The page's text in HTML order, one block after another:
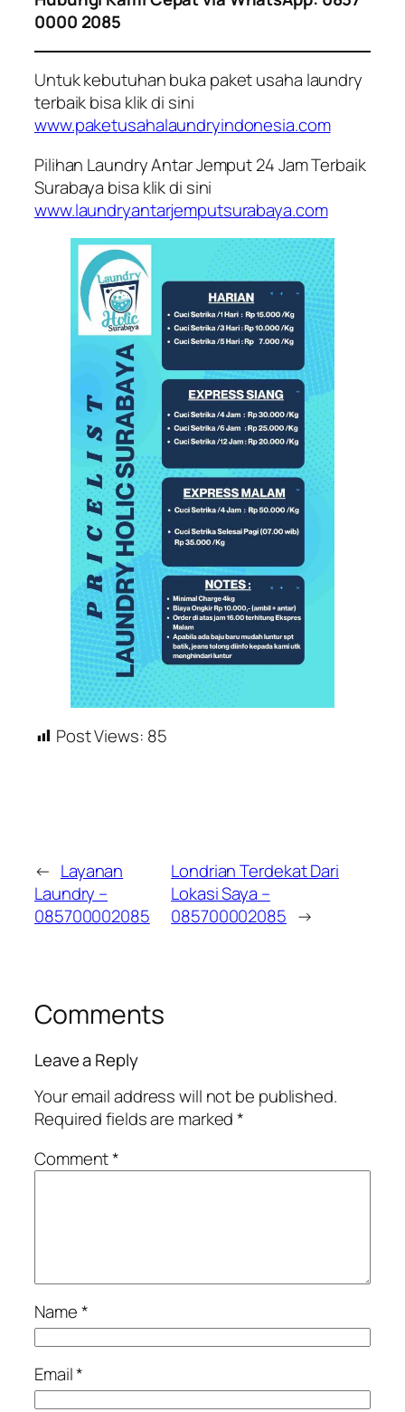
0000 2085
Untuk kebutuhan buka paket usaha laundry
terbaik bisa klik di sini
www.paketusahalaundryindonesia.com
Pilihan Laundry Antar Jemput 24 Jam Terbaik
Surabaya bisa klik di sini
www.laundryantarjemputsurabaya.com
Post Views: 85
← Layanan
Laundry –
085700002085
Londrian Terdekat Dari
Lokasi Saya –
085700002085 →
Comments
Leave a Reply
Your email address will not be published.
Required fields are marked*
Comment*
Name*
Email*